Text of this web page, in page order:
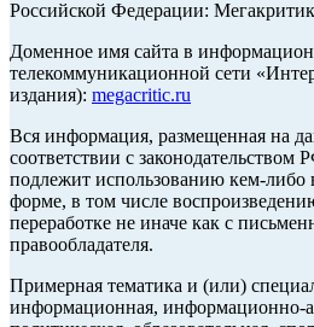
Российской Федерации: Мегакритик
Доменное имя сайта в
телекоммуникационной сети
издания): megacritic.ru
Вся информация, размещенная на
соответствии с законодательством
подлежит использованию кем-либо
форме, в том числе
переработке не иначе как с
правообладателя.
Примерная тематика и (или)
информационная, информационно-